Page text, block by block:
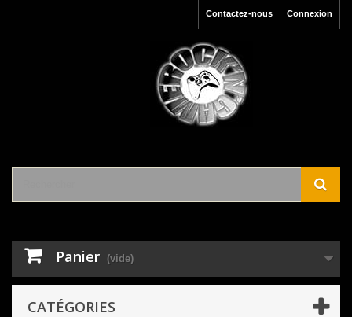
Connexion
Contactez-nous
Panier (vide)
CATÉGORIES